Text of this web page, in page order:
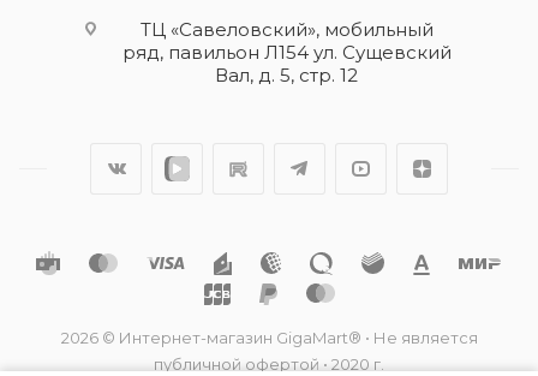
ТЦ «Савеловский», мобильный
ряд, павильон Л154 ул. Сущевский
Вал, д. 5, стр. 12
2026 © Интернет-магазин GigaMart® • Не является
публичной офертой • 2020 г.